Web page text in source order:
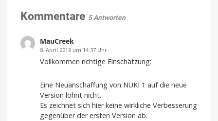
installieren
Kommentare 5 Antworten
MauCreek
8. April 2019 um 14:37 Uhr
Vollkommen richtige Einschätzung:
Eine Neuanschaffung von NUKI 1 auf die neue
Version lohnt nicht.
Es zeichnet sich hier keine wirkliche Verbesserung
gegenüber der ersten Version ab.